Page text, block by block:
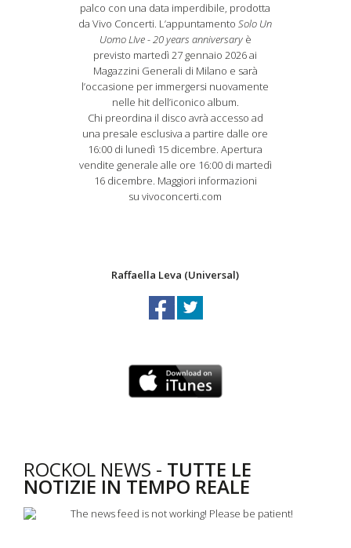
palco con una data imperdibile, prodotta
da Vivo Concerti. L’appuntamentoSolo Un
Uomo LIve - 20 years anniversaryè
previsto martedì 27 gennaio 2026 ai
Magazzini Generali di Milano e sarà
l’occasione per immergersi nuovamente
nelle hit dell’iconico album.
Chi preordina il disco avrà accesso ad
una presale esclusiva a partire dalle ore
16:00 di lunedì 15 dicembre. Apertura
vendite generale alle ore 16:00 di martedì
16 dicembre. Maggiori informazioni
su vivoconcerti.com
Raffaella Leva (Universal)
ROCKOL NEWS - TUTTE LE
NOTIZIE IN TEMPO REALE